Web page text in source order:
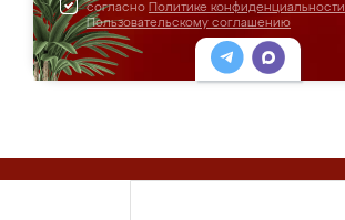
согласно Политике конфиденциальности
Пользовательскому соглашению